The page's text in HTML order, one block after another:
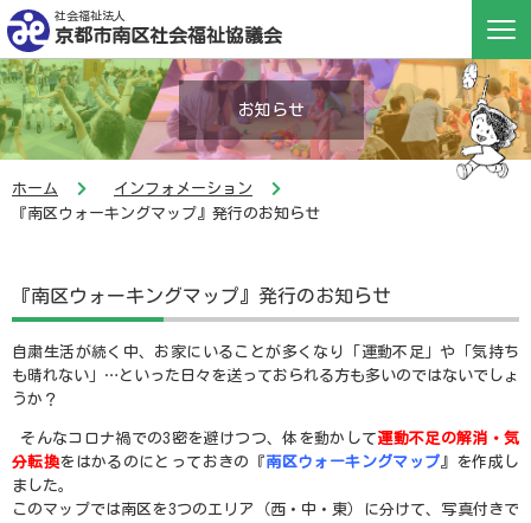
社会福祉法人
京都市南区社会福祉協議会
お知らせ
ホーム
インフォメーション
『南区ウォーキングマップ』発行のお知らせ
『南区ウォーキングマップ』発行のお知らせ
自粛生活が続く中、お家にいることが多くなり「運動不足」や「気持ち
も晴れない」…といった日々を送っておられる方も多いのではないでしょ
うか？
そんなコロナ禍での3密を避けつつ、体を動かして運動不足の解消・気
分転換をはかるのにとっておきの『南区ウォーキングマップ 』を作成し
ました。
このマップでは南区を3つのエリア（西・中・東）に分けて、写真付きで